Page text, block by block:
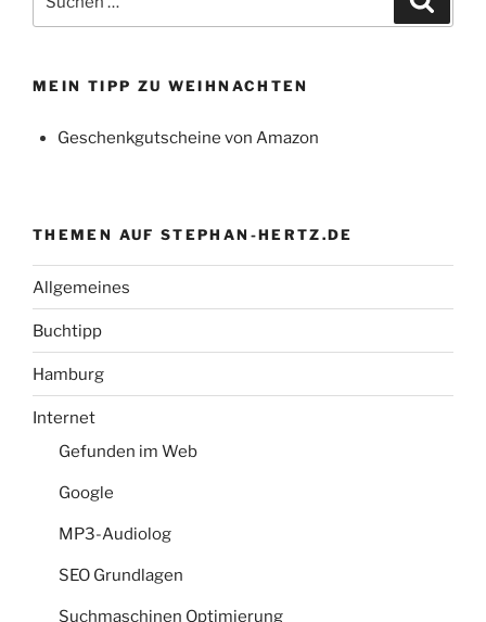
nach:
MEIN TIPP ZU WEIHNACHTEN
Geschenkgutscheine von Amazon
THEMEN AUF STEPHAN-HERTZ.DE
Allgemeines
Buchtipp
Hamburg
Internet
Gefunden im Web
Google
MP3-Audiolog
SEO Grundlagen
Suchmaschinen Optimierung